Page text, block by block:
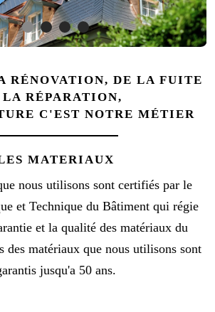
RÉNOVATION, DE LA FUITE
RÉPARATION,
C'EST NOTRE MÉTIER
MATERIAUX
nous utilisons sont certifiés par le
et Technique du Bâtiment qui régie
et la qualité des matériaux du
des matériaux que nous utilisons sont
jusqu'a 50 ans.